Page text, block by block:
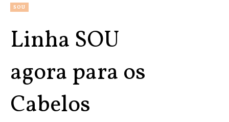
SOU
Linha SOU
agora para os
Cabelos